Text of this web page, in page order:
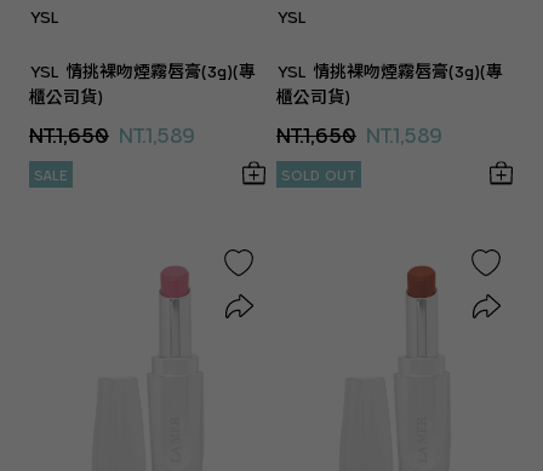
YSL
YSL 情挑裸吻煙霧唇膏(3g)(專
櫃公司貨)
NT.1,650 NT.1,589
SALE
YSL
YSL 情挑裸吻煙霧唇膏(3g)(專
櫃公司貨)
NT.1,650 NT.1,589
SOLD OUT